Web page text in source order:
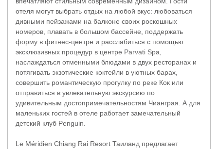
отеля могут выбрать отдых на любой вкус: любоваться
дивными пейзажами на балконе своих роскошных
номеров, плавать в большом бассейне, поддержать
форму в фитнес-центре и расслабиться с помощью
эксклюзивных процедур в центре Parvati Spa,
наслаждаться отменными блюдами в двух ресторанах и
потягивать экзотические коктейли в уютных барах,
совершить романтическую прогулку по реке Кок или
отправиться в увлекательную экскурсию по
удивительным достопримечательностям Чианграя. А для
маленьких гостей в отеле работает замечательный
детский клуб Penguin.
Le Méridien Chiang Rai Resort Таиланд предлагает